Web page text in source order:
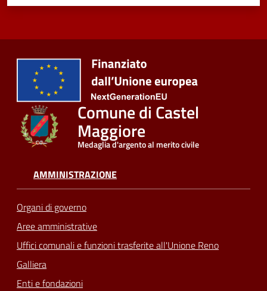
Comune di Castel
Maggiore
Medaglia d'argento al merito civile
AMMINISTRAZIONE
Organi di governo
Aree amministrative
Uffici comunali e funzioni trasferite all'Unione Reno
Galliera
Enti e fondazioni